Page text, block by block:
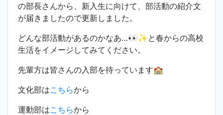
の部長さんから、新入生に向けて、部活動の紹介文
が届きましたので更新しました。
どんな部活動があるのかなあ…👀✨と春からの高校
生活をイメージしてみてください。
先輩方は皆さんの入部を待っています🏫
文化部はこちらから
運動部はこちらから